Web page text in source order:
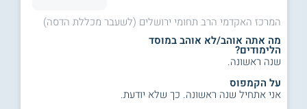
המרכז האקדמי הרב תחומי ירושלים (לשעבר מכללת הדסה)
מה אתה אוהב/לא אוהב במוסד
הלימודים?
שנה ראשונה.
על הקמפוס
אני אתחיל שנה ראשונה. כך שלא יודעת.